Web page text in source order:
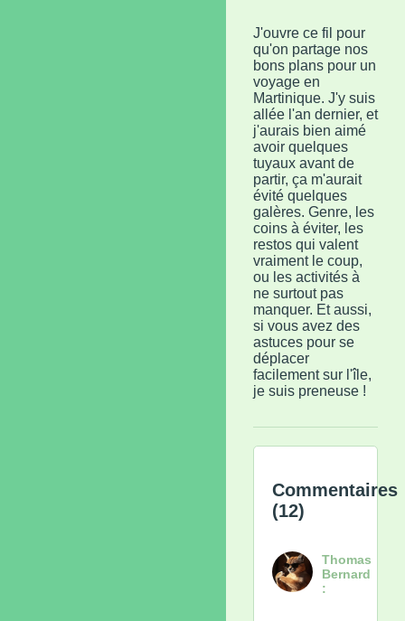
J'ouvre ce fil pour
qu'on partage nos
bons plans pour un
voyage en
Martinique. J'y suis
allée l'an dernier, et
j'aurais bien aimé
avoir quelques
tuyaux avant de
partir, ça m'aurait
évité quelques
galères. Genre, les
coins à éviter, les
restos qui valent
vraiment le coup,
ou les activités à
ne surtout pas
manquer. Et aussi,
si vous avez des
astuces pour se
déplacer
facilement sur l'île,
je suis preneuse !
Commentaires
(12)
Thomas
Bernard
: